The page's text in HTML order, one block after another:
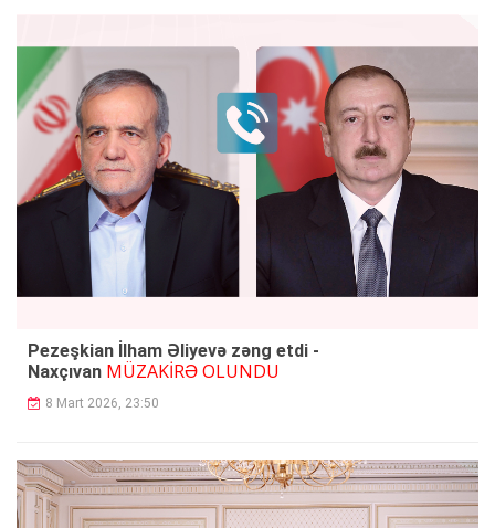
Pezeşkian İlham Əliyevə zəng etdi -
Naxçıvan MÜZAKİRƏ OLUNDU
8 Mart 2026, 23:50